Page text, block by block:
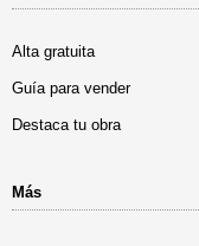
Alta gratuita
Guía para vender
Destaca tu obra
Más